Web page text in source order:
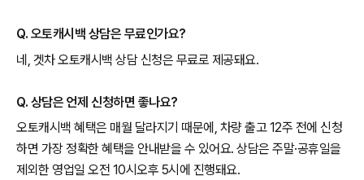
Q. 오토캐시백 상담은 무료인가요?
네, 겟차 오토캐시백 상담 신청은 무료로 제공돼요.
Q. 상담은 언제 신청하면 좋나요?
오토캐시백 혜택은 매월 달라지기 때문에, 차량 출고 12주 전에 신청
하면 가장 정확한 혜택을 안내받을 수 있어요. 상담은 주말·공휴일을
제외한 영업일 오전 10시오후 5시에 진행돼요.